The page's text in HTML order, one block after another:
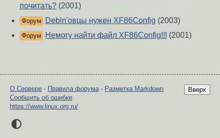
почитать? (2001)
Форум Debin'овцы нужен XF86Config (2003)
Форум Немогу найти файл XF86Config!!! (2001)
Вверх
О Сервере - Правила форума- Разметка Markdown
Сообщить об ошибке
https://www.linux.org.ru/